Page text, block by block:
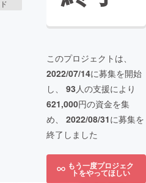
このプロジェクトは、
2022/07/14に募集を開始
し、 93人の支援により
621,000円の資金を集
め、 2022/08/31に募集を
終了しました
もう一度プロジェク
トをやってほしい